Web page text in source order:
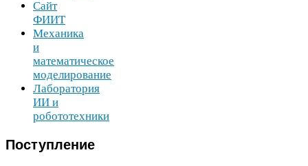
Сайт
ФИИТ
Механика
и
математическое
моделирование
Лаборатория
ИИ и
робототехники
Поступление